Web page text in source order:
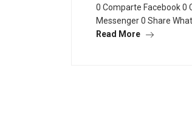
0 Comparte Facebook 0
Messenger 0 Share
Read More